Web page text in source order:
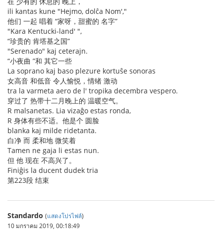
ili kantas kune "Hejmo, dolĉa Nom',"
他们 一起 唱着 “家呀，甜蜜的 名字”
"Kara Kentucki-land' ",
“珍贵的 肯塔基之国”
"Serenado" kaj ceterajn.
“小夜曲 ”和 其它一些
La soprano kaj baso plezure kortuŝe sonoras
女高音 和低音 令人愉悦，情绪 激动
tra la varmeta aero de l' tropika decembra vespero.
穿过了 热带十二月晚上的 温暖空气。
R malsanetas. Lia vizaĝo estas ronda,
R 身体有些不适。他是个 圆脸
blanka kaj milde ridetanta.
白净 而 柔和地 微笑着
Tamen ne gaja li estas nun.
但 他 现在 不高兴了。
Finiĝis la ducent dudek tria
第223段 结束
Standardo (แสดงโปรไฟล์)
10 มกราคม 2019, 00:18:49